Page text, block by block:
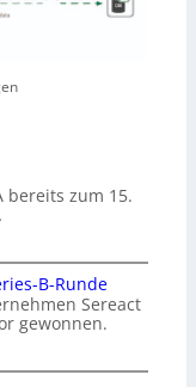
bereits zum 15.
B-Runde
Sereact
gewonnen.